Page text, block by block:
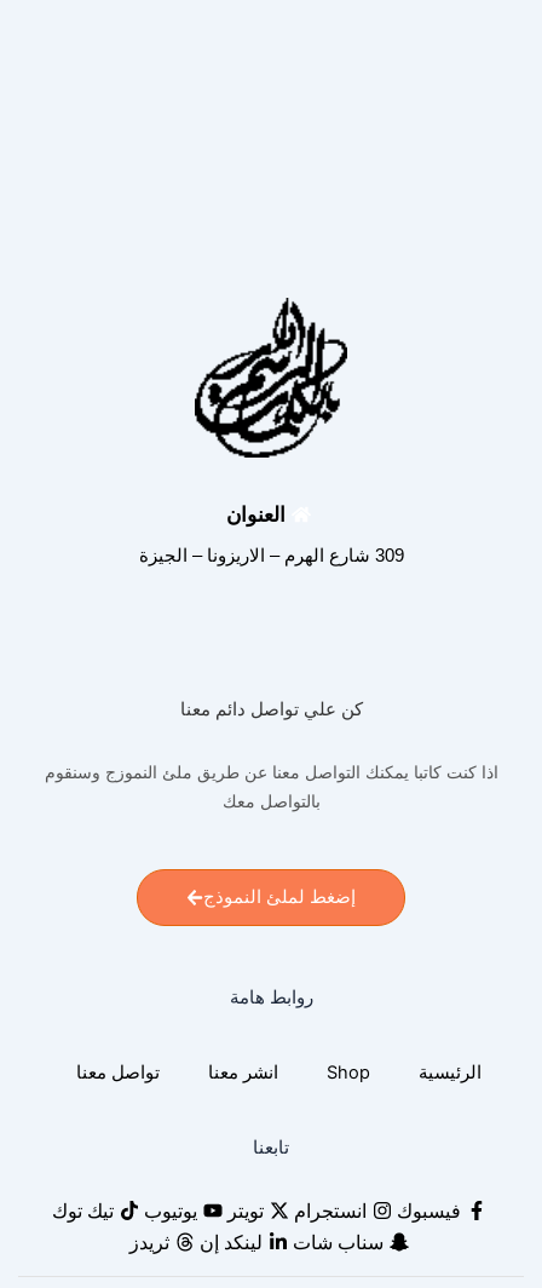
العنوان
309 شارع الهرم – الاريزونا – الجيزة
كن علي تواصل دائم معنا
اذا كنت كاتبا يمكنك التواصل معنا عن طريق ملئ النموزج وسنقوم
بالتواصل معك
إضغط لملئ النموذج
روابط هامة
الرئيسية Shop انشر معنا تواصل معنا
تابعنا
فيسبوك انستجرام تويتر يوتيوب
تيك توك
سناب شات
لينكد إن ثريدز